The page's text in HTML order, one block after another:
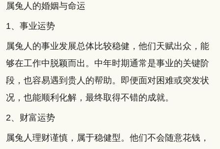
属兔人的婚姻与命运
1、事业运势
属兔人的事业发展总体比较稳健，他们天赋出众，能
够在工作中脱颖而出。中年时期通常是事业的关键阶
段，也容易遇到贵人的帮助。即便面对困难或突发状
况，也能顺利化解，最终取得不错的成就。
2、财富运势
属兔人理财谨慎，属于稳健型。他们不会随意花钱，